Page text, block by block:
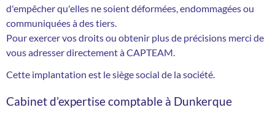
d'empêcher qu'elles ne soient déformées, endommagées ou
communiquées à des tiers.
Pour exercer vos droits ou obtenir plus de précisions merci de
vous adresser directement à CAPTEAM.
Cette implantation est le siège social de la société.
Cabinet d’expertise comptable à Dunkerque